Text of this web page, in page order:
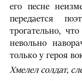
его песне
передается
трогательно,
невольно
только у героя
Хмелел солдат,